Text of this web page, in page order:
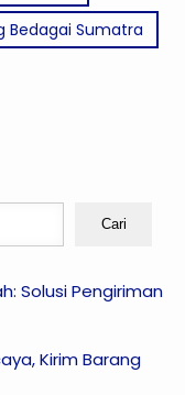
Bedagai Sumatra
Cari
Solusi Pengiriman
Kirim Barang